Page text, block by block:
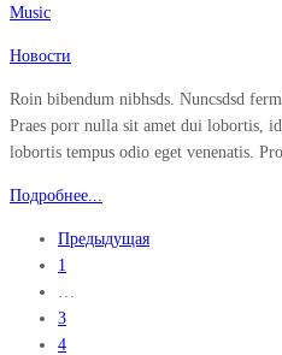
Music
Новости
Roin bibendum nibhsds. Nuncsdsd
Praes porr nulla sit amet dui lobortis,
lobortis tempus odio eget venenatis.
Подробнее...
Предыдущая
1
3
4